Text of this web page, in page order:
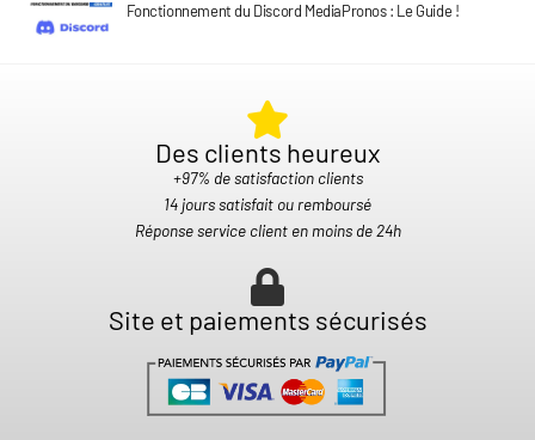
Fonctionnement du Discord MediaPronos : Le Guide !
Des clients heureux​
+97% de satisfaction clients
14 jours satisfait ou remboursé
Réponse service client en moins de 24h
Site et paiements sécurisés